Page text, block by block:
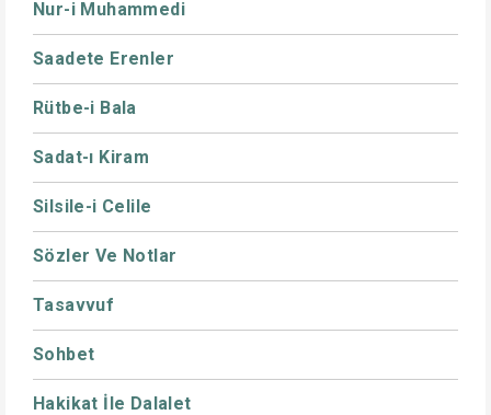
Nur-i Muhammedi
Saadete Erenler
Rütbe-i Bala
Sadat-ı Kiram
Silsile-i Celile
Sözler Ve Notlar
Tasavvuf
Sohbet
Hakikat İle Dalalet